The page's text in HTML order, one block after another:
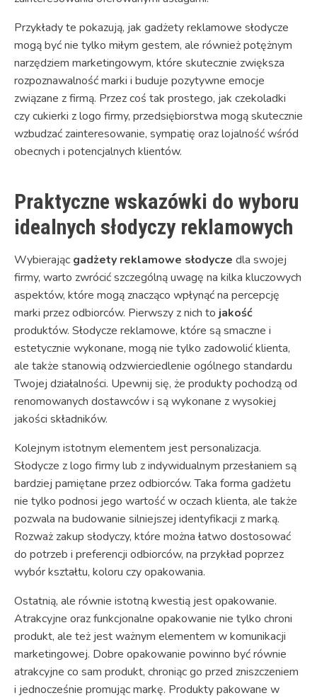
Przykłady te pokazują, jak gadżety reklamowe słodycze
mogą być nie tylko miłym gestem, ale również potężnym
narzędziem marketingowym, które skutecznie zwiększa
rozpoznawalność marki i buduje pozytywne emocje
związane z firmą. Przez coś tak prostego, jak czekoladki
czy cukierki z logo firmy, przedsiębiorstwa mogą skutecznie
wzbudzać zainteresowanie, sympatię oraz lojalność wśród
obecnych i potencjalnych klientów.
Praktyczne wskazówki do wyboru
idealnych słodyczy reklamowych
Wybierając gadżety reklamowe słodycze dla swojej
firmy, warto zwrócić szczególną uwagę na kilka kluczowych
aspektów, które mogą znacząco wpłynąć na percepcję
marki przez odbiorców. Pierwszy z nich to jakość
produktów. Słodycze reklamowe, które są smaczne i
estetycznie wykonane, mogą nie tylko zadowolić klienta,
ale także stanowią odzwierciedlenie ogólnego standardu
Twojej działalności. Upewnij się, że produkty pochodzą od
renomowanych dostawców i są wykonane z wysokiej
jakości składników.
Kolejnym istotnym elementem jest personalizacja.
Słodycze z logo firmy lub z indywidualnym przesłaniem są
bardziej pamiętane przez odbiorców. Taka forma gadżetu
nie tylko podnosi jego wartość w oczach klienta, ale także
pozwala na budowanie silniejszej identyfikacji z marką.
Rozważ zakup słodyczy, które można łatwo dostosować
do potrzeb i preferencji odbiorców, na przykład poprzez
wybór kształtu, koloru czy opakowania.
Ostatnią, ale równie istotną kwestią jest opakowanie.
Atrakcyjne oraz funkcjonalne opakowanie nie tylko chroni
produkt, ale też jest ważnym elementem w komunikacji
marketingowej. Dobre opakowanie powinno być równie
atrakcyjne co sam produkt, chroniąc go przed zniszczeniem
i jednocześnie promując markę. Produkty pakowane w